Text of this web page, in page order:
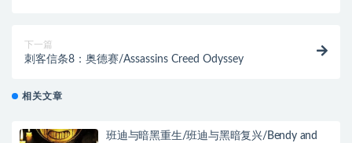
下一篇
刺客信条8：奥德赛/Assassins Creed Odyssey
相关文章
班迪与暗黑重生/班迪与黑暗复兴/Bendy and